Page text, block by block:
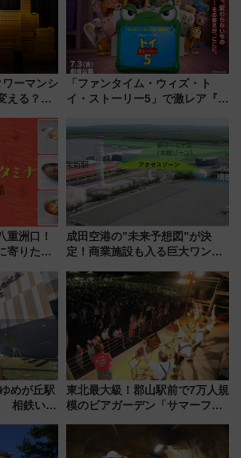
ーマンシ
える？
ランキン
「ファンタイム・ウィズ・ト
イ・ストーリー5」で激レア『ロ
デコレーションも徹底解説
重洲口！
寄りたい
」6選【新
成田空港の”未来予想図”が決
定！商業施設も入る巨大ワンタ
で新型特急が品川･羽田とを結
ぶ！ JR空港駅は2面3線化！
めが丘駅
相鉄いず
スター
東北最大級！郡山駅前で7万人規
模のビアガーデン「サマーフェ
7/24-26開催！ 有料席はJRE
MALLで予約可能